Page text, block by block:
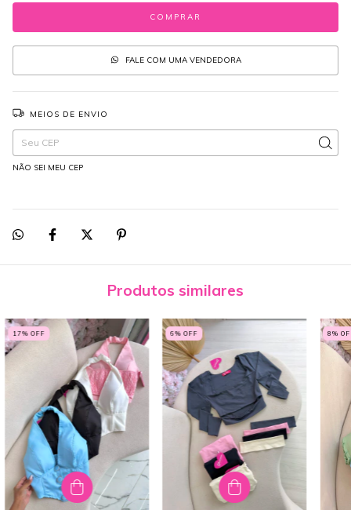
FALE COM UMA VENDEDORA
MEIOS DE ENVIO
Entregas para o CEP:
ALTERAR CEP
NÃO SEI MEU CEP
Produtos similares
17% OFF 6% OFF 8%